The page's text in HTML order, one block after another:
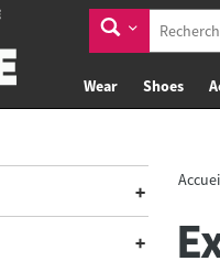
Wear Shoes